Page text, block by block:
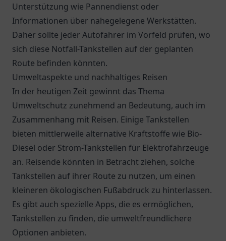
Unterstützung wie Pannendienst oder
Informationen über nahegelegene Werkstätten.
Daher sollte jeder Autofahrer im Vorfeld prüfen, wo
sich diese Notfall-Tankstellen auf der geplanten
Route befinden könnten.
Umweltaspekte und nachhaltiges Reisen
In der heutigen Zeit gewinnt das Thema
Umweltschutz zunehmend an Bedeutung, auch im
Zusammenhang mit Reisen. Einige Tankstellen
bieten mittlerweile alternative Kraftstoffe wie Bio-
Diesel oder Strom-Tankstellen für Elektrofahrzeuge
an. Reisende könnten in Betracht ziehen, solche
Tankstellen auf ihrer Route zu nutzen, um einen
kleineren ökologischen Fußabdruck zu hinterlassen.
Es gibt auch spezielle Apps, die es ermöglichen,
Tankstellen zu finden, die umweltfreundlichere
Optionen anbieten.